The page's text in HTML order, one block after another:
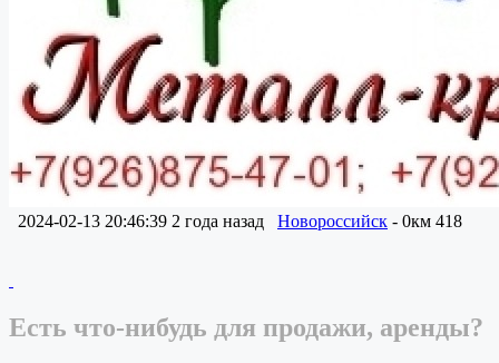
2024-02-13 20:46:39 2 года назад Новороссийск - 0км 418
Есть что-нибудь для продажи, аренды?